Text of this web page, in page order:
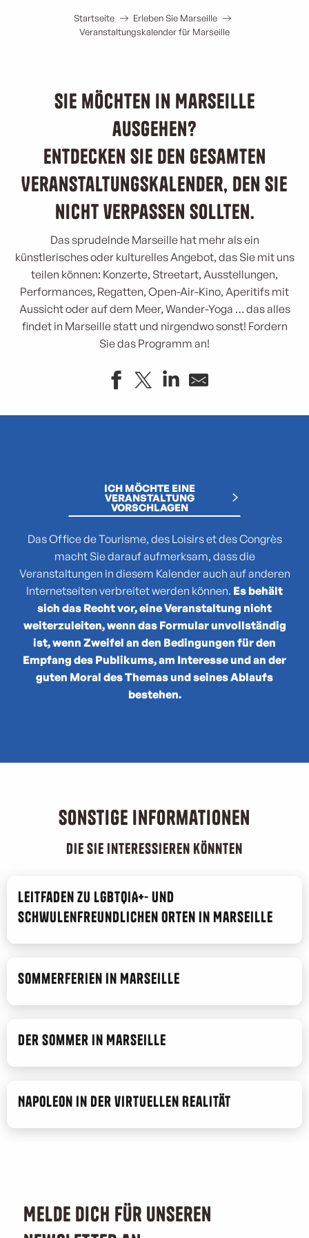
Startseite
Erleben Sie Marseille
Veranstaltungskalender für Marseille
Sie möchten in Marseille
ausgehen?
Entdecken Sie den gesamten
Veranstaltungskalender, den Sie
nicht verpassen sollten.
Das sprudelnde Marseille hat mehr als ein
künstlerisches oder kulturelles Angebot, das Sie mit uns
teilen können: Konzerte, Streetart, Ausstellungen,
Performances, Regatten, Open-Air-Kino, Aperitifs mit
Aussicht oder auf dem Meer, Wander-Yoga … das alles
findet in Marseille statt und nirgendwo sonst! Fordern
Sie das Programm an!
1936-2026 : 90 ans du Front populaire
27e Festival National de Théâtre Amateur de Marseille
35. Juri's Cup
47e édition de la course Marseille - Cassis AG2R La
4ème édition du Sunset Live aux Terrasses du Port
6 + (1+1+1) / Morellet mis à neuf
ICH MÖCHTE EINE
VERANSTALTUNG
VORSCHLAGEN
Das Office de Tourisme, des Loisirs et des Congrès
macht Sie darauf aufmerksam, dass die
Veranstaltungen in diesem Kalender auch auf anderen
Internetseiten verbreitet werden können. Es behält
sich das Recht vor, eine Veranstaltung nicht
weiterzuleiten, wenn das Formular unvollständig
ist, wenn Zweifel an den Bedingungen für den
Empfang des Publikums, am Interesse und an der
guten Moral des Themas und seines Ablaufs
bestehen.
Sonstige Informationen
die Sie interessieren könnten
Leitfaden zu LGBTQIA+- und
schwulenfreundlichen Orten in Marseille
Sommerferien in Marseille
Der Sommer in Marseille
Napoleon in der virtuellen Realität
Melde dich für unseren